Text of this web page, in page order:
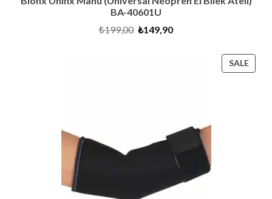
BA-40601U
₺199,00 Original
₺149,90Current
SALE
ON